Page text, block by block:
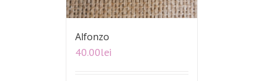
Alfonzo
40.00lei